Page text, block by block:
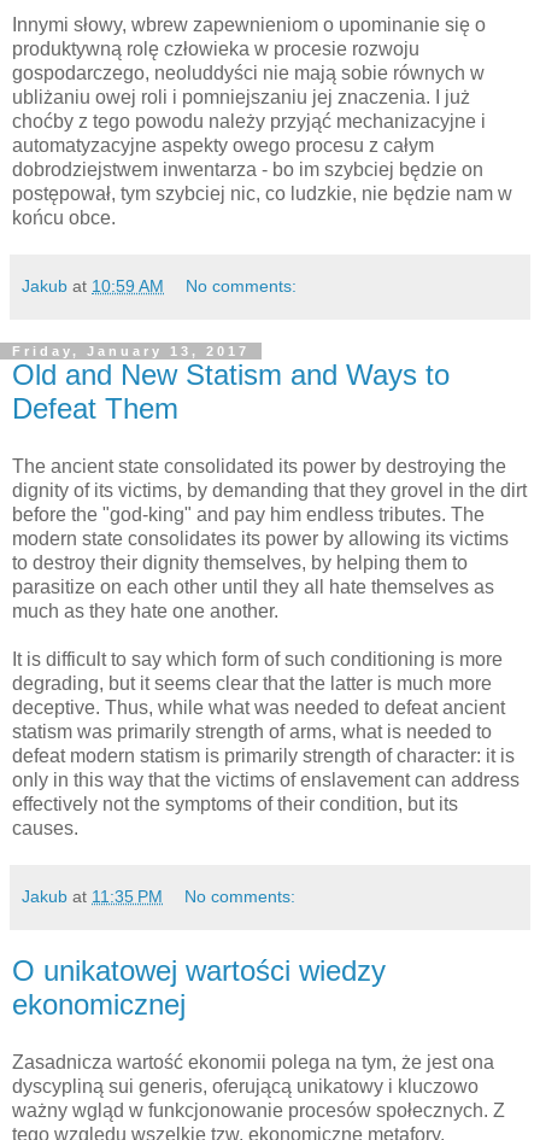
Innymi słowy, wbrew zapewnieniom o upominanie się o
produktywną rolę człowieka w procesie rozwoju
gospodarczego, neoluddyści nie mają sobie równych w
ubliżaniu owej roli i pomniejszaniu jej znaczenia. I już
choćby z tego powodu należy przyjąć mechanizacyjne i
automatyzacyjne aspekty owego procesu z całym
dobrodziejstwem inwentarza - bo im szybciej będzie on
postępował, tym szybciej nic, co ludzkie, nie będzie nam w
końcu obce.
Jakub at 10:59 AM No comments:
Friday, January 13, 2017
Old and New Statism and Ways to
Defeat Them
The ancient state consolidated its power by destroying the
dignity of its victims, by demanding that they grovel in the dirt
before the "god-king" and pay him endless tributes. The
modern state consolidates its power by allowing its victims
to destroy their dignity themselves, by helping them to
parasitize on each other until they all hate themselves as
much as they hate one another.
It is difficult to say which form of such conditioning is more
degrading, but it seems clear that the latter is much more
deceptive. Thus, while what was needed to defeat ancient
statism was primarily strength of arms, what is needed to
defeat modern statism is primarily strength of character: it is
only in this way that the victims of enslavement can address
effectively not the symptoms of their condition, but its
causes.
Jakub at 11:35 PM No comments:
O unikatowej wartości wiedzy
ekonomicznej
Zasadnicza wartość ekonomii polega na tym, że jest ona
dyscypliną sui generis, oferującą unikatowy i kluczowo
ważny wgląd w funkcjonowanie procesów społecznych. Z
tego względu wszelkie tzw. ekonomiczne metafory,